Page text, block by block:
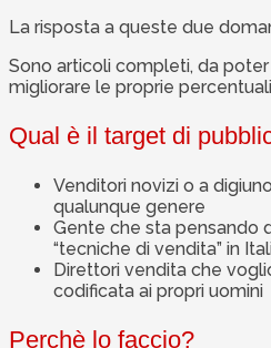
La risposta a queste due
Sono articoli completi, da
migliorare le proprie
Qual è il target di
Venditori novizi o a
qualunque genere
Gente che sta pensando
“tecniche di vendita” in
Direttori vendita che
codificata ai propri uomini
Perchè lo faccio?